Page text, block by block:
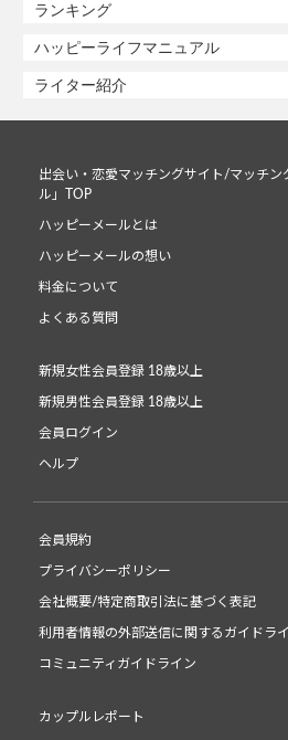
ランキング
ハッピーライフマニュアル
ライター紹介
出会い・恋愛マッチングサイト/マッチン
ル」TOP
ハッピーメールとは
ハッピーメールの想い
料金について
よくある質問
新規女性会員登録 18歳以上
新規男性会員登録 18歳以上
会員ログイン
ヘルプ
会員規約
プライバシーポリシー
会社概要/特定商取引法に基づく表記
利用者情報の外部送信に関するガイドラ
コミュニティガイドライン
カップルレポート